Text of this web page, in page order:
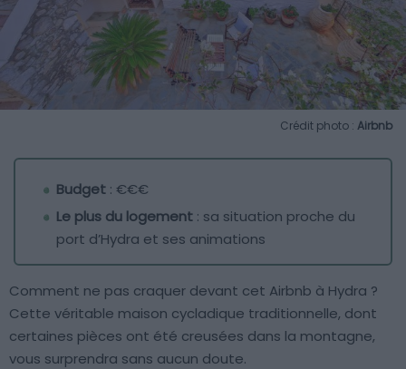
Crédit photo : Airbnb
Budget : €€€
Le plus du logement : sa situation proche du
port d’Hydra et ses animations
Comment ne pas craquer devant cet Airbnb à Hydra ?
Cette véritable maison cycladique traditionnelle, dont
certaines pièces ont été creusées dans la montagne,
vous surprendra sans aucun doute.